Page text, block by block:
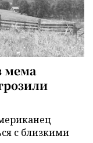
мема
с близкими